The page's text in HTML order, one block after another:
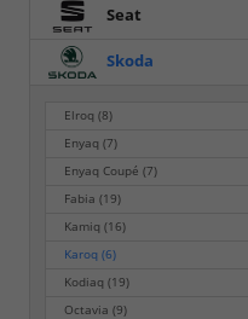
Seat
Skoda
Elroq(8)
Enyaq(7)
Enyaq Coupé(7)
Fabia(19)
Kamiq(16)
Karoq(6)
Kodiaq(19)
Octavia(9)